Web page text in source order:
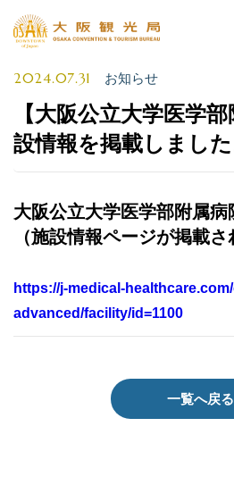
2024.07.31 お知らせ
【大阪公立大学医学
設情報を掲載しました
大阪公立大学医学部附属病
（施設情報ページが掲載さ
https://j-medical-
advanced/facility/id=1100
一覧へ戻る